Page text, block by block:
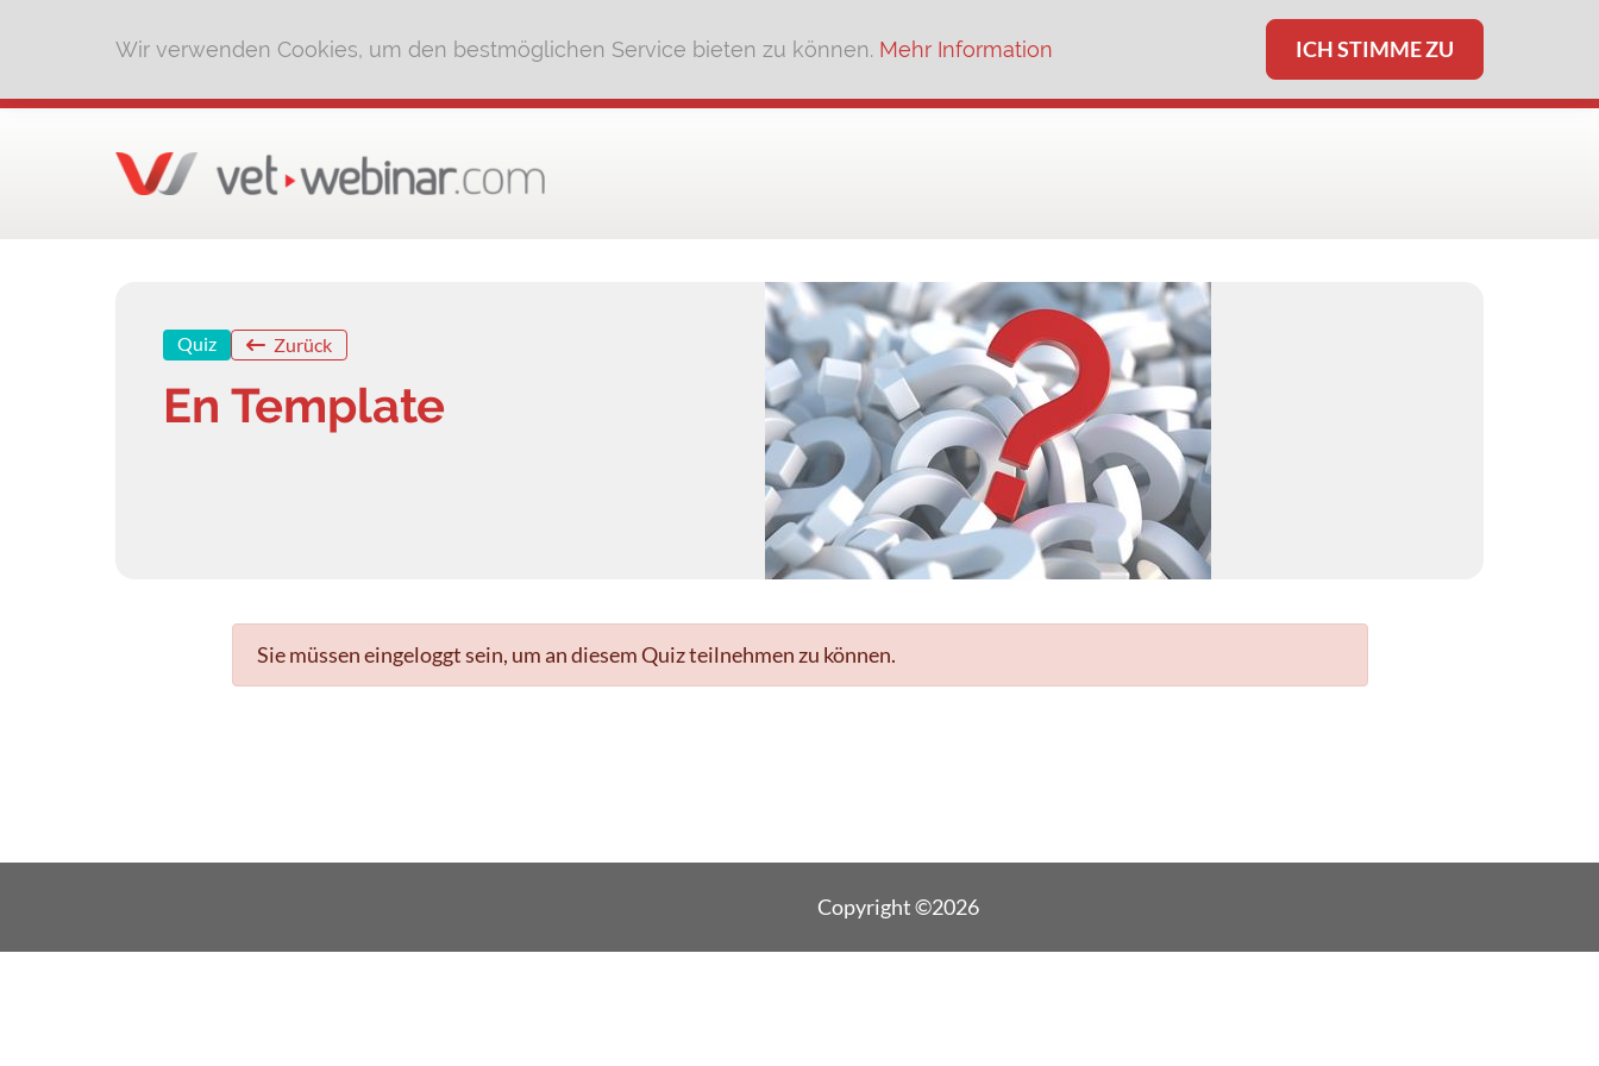
Wir verwenden Cookies, um den bestmöglichen Service bieten zu können. Mehr Information ICH STIMME ZU
Quiz Zurück
En Template
Sie müssen eingeloggt sein, um an diesem Quiz teilnehmen zu können.
Copyright ©2026